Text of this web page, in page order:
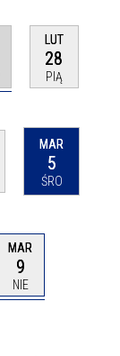
LUT
28
PIĄ
MAR
5
ŚRO
MAR
9
NIE